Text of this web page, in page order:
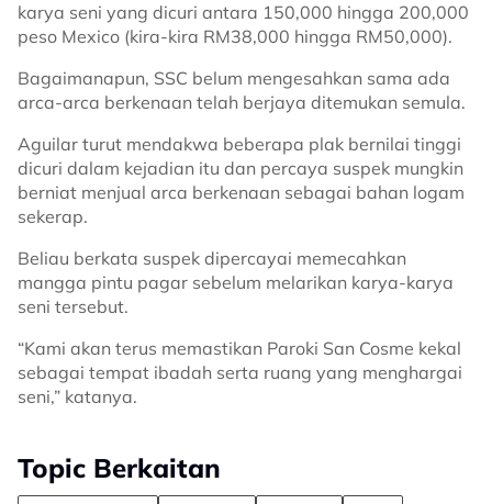
karya seni yang dicuri antara 150,000 hingga 200,000
peso Mexico (kira-kira RM38,000 hingga RM50,000).
Bagaimanapun, SSC belum mengesahkan sama ada
arca-arca berkenaan telah berjaya ditemukan semula.
Aguilar turut mendakwa beberapa plak bernilai tinggi
dicuri dalam kejadian itu dan percaya suspek mungkin
berniat menjual arca berkenaan sebagai bahan logam
sekerap.
Beliau berkata suspek dipercayai memecahkan
mangga pintu pagar sebelum melarikan karya-karya
seni tersebut.
“Kami akan terus memastikan Paroki San Cosme kekal
sebagai tempat ibadah serta ruang yang menghargai
seni,” katanya.
Topic Berkaitan